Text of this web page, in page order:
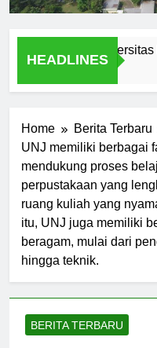
HEADLINES
of Universitas
Home
Berita Terbaru
UNJ memiliki berbagai
mendukung proses
perpustakaan yang
ruang kuliah yang
itu, UNJ juga memiliki
beragam, mulai dari
hingga teknik.
BERITA TERBARU